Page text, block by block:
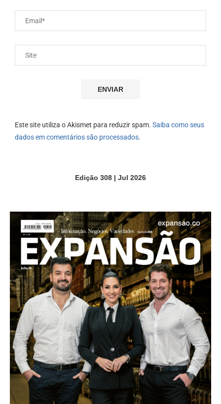
Este site utiliza o Akismet para reduzir spam. Saiba como seus
dados em comentários são processados.
Edição 308 | Jul 2026